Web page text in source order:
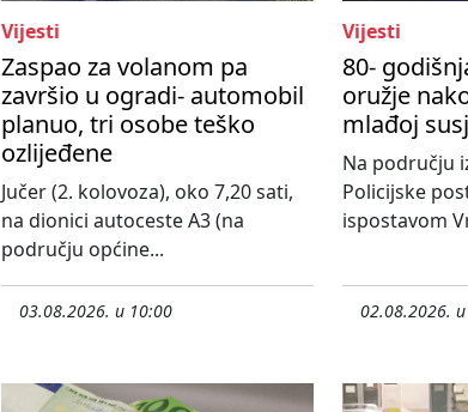
Vijesti
Zaspao za volanom pa
završio u ogradi- automobil
planuo, tri osobe teško
ozlijeđene
Jučer (2. kolovoza), oko 7,20 sati,
na dionici autoceste A3 (na
području općine...
03.08.2026. u 10:00
Vijesti
80-
oružje
mlađoj
Na području
Policijske
ispostavom
02.08.2026.